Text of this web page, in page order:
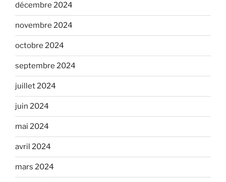
décembre 2024
novembre 2024
octobre 2024
septembre 2024
juillet 2024
juin 2024
mai 2024
avril 2024
mars 2024